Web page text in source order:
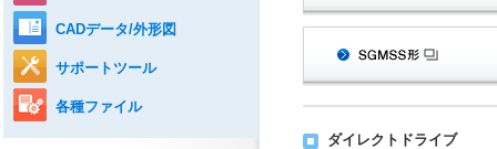
ダイレクトドライブ
CADデータ/外形図
サポートツール
各種ファイル